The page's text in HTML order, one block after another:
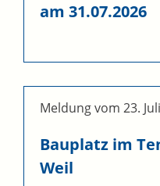
am 31.07.2026
Meldung vom 23.
Bauplatz im
Weil